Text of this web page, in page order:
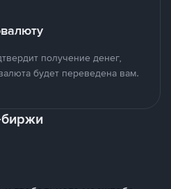
получение денег,
будет переведена вам.